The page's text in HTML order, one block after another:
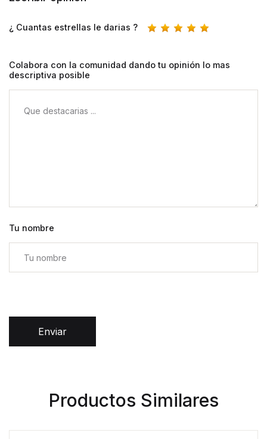
¿ Cuantas estrellas le darias ?
Colabora con la comunidad dando tu opinión lo mas
descriptiva posible
Tu nombre
Enviar
Productos Similares